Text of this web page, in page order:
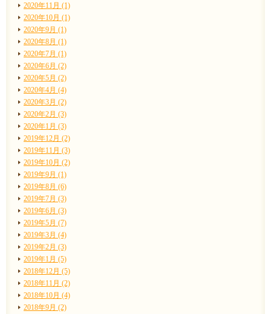
2020年11月 (1)
2020年10月 (1)
2020年9月 (1)
2020年8月 (1)
2020年7月 (1)
2020年6月 (2)
2020年5月 (2)
2020年4月 (4)
2020年3月 (2)
2020年2月 (3)
2020年1月 (3)
2019年12月 (2)
2019年11月 (3)
2019年10月 (2)
2019年9月 (1)
2019年8月 (6)
2019年7月 (3)
2019年6月 (3)
2019年5月 (7)
2019年3月 (4)
2019年2月 (3)
2019年1月 (5)
2018年12月 (5)
2018年11月 (2)
2018年10月 (4)
2018年9月 (2)